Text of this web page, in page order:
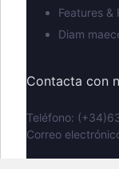
Features &
Diam
Contacta con
Teléfono:
Correo